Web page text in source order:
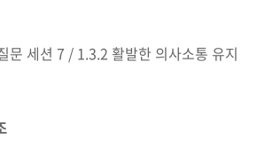
문 세션 7 / 1.3.2 활발한 의사소통 유지